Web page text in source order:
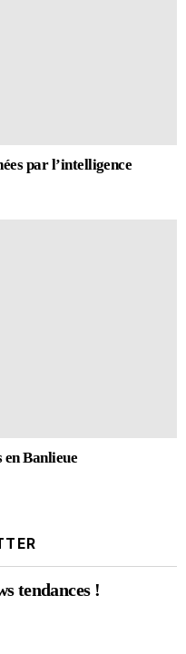
par l’intelligence
en Banlieue
tendances !